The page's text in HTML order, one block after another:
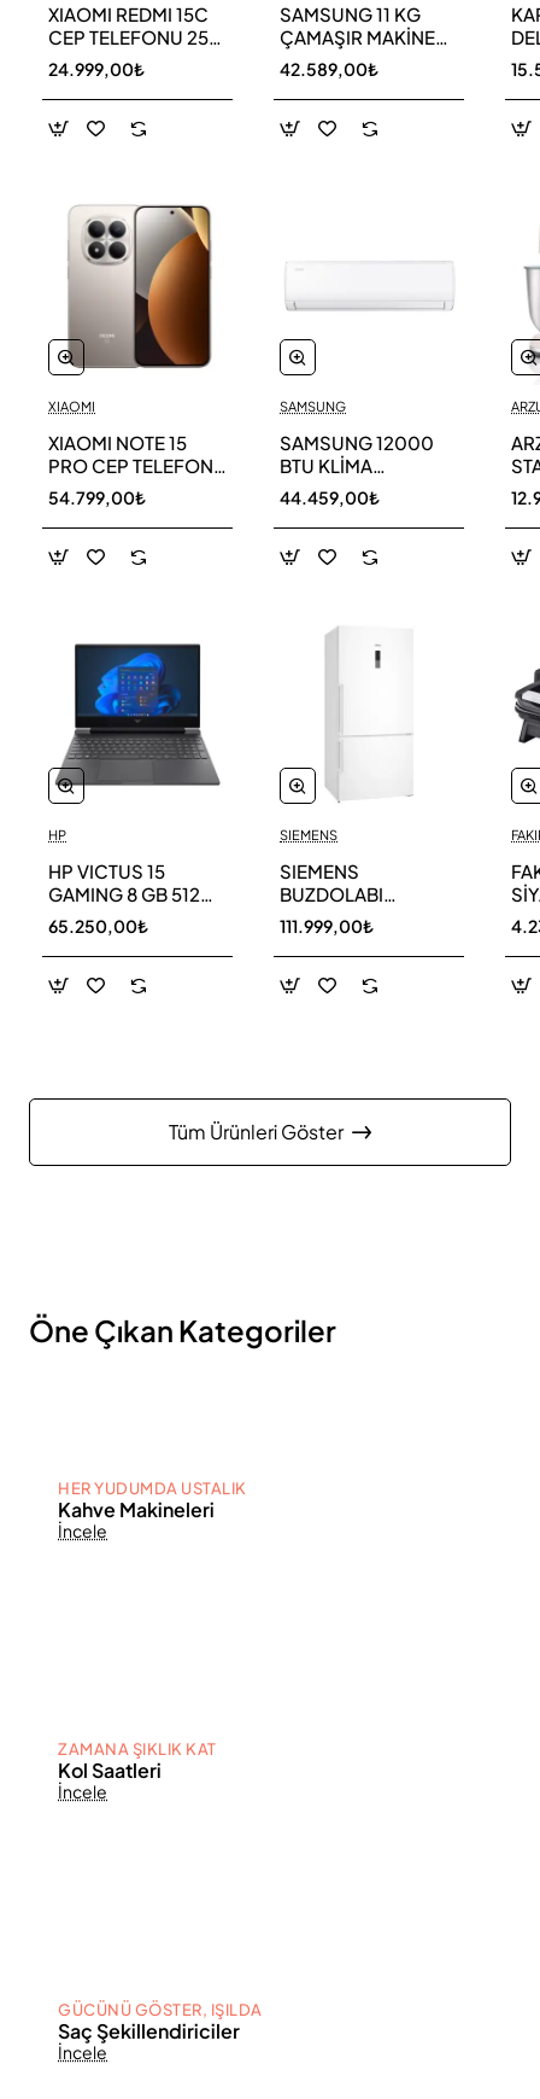
XIAOMI REDMI 15C
CEP TELEFONU 256
GB
24.999,00₺
XIAOMI
XIAOMI NOTE 15
PRO CEP TELEFONU
256 GB
54.799,00₺
HP
HP VICTUS 15
GAMING 8 GB 512
GB SSD LAPTOP
FA0011NT 80D33EA
65.250,00₺
SAMSUNG 11 KG
ÇAMAŞIR MAKİNESİ
WW11DG5B25AEAH
42.589,00₺
SAMSUNG
SAMSUNG 12000
BTU KLİMA
AR40F12C0AM SK
44.459,00₺
SIEMENS
SIEMENS
BUZDOLABI
KG86NCWE0N
111.999,00₺
Tüm Ürünleri Göster
Öne Çıkan Kategoriler
HER YUDUMDA USTALIK
Kahve Makineleri
İncele
ZAMANA ŞIKLIK KAT
Kol Saatleri
İncele
GÜCÜNÜ GÖSTER, IŞILDA
Saç Şekillendiriciler
İncele